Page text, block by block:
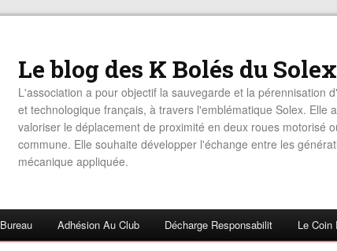
Le blog des K Bolés du Solex
L'association a pour objectif la sauvegarde et la pérennisation
et technologique français, à travers l'emblématique Solex. Elle
valoriser le déplacement de proximité en deux roues motorisé
commune. Elle souhaite développer l'échange entre les
mécanique appliquée.
Bureau Adhésion Au Club Décharge Responsabilit Le Coin